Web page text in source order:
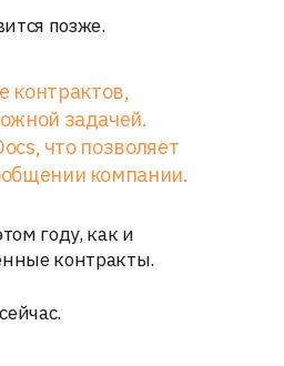
позже.
контрактов,
задачей.
что позволяет
компании.
году, как и
контракты.